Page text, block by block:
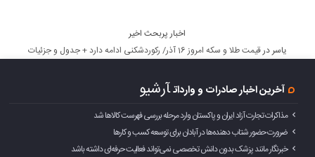
اخبار پربحث اخیر
یاسردرقیمت طلا و سکه امروز 16 آذر/ رکوردشکنی ادامه دارد + جدول و جزئیات
آخرین اخبار صادرات و واردات آرشیو
مذاکرات تجارت آزاد ایران و پاکستان وارد مرحله بررسی فهرست کالاها شد
ضرورت حضور شتاب ‌دهنده‌ها در آبادان برای توسعه کسب‌ و کارها
خبرنگار مانند پزشک بدون دانش تخصصی نمی‌تواند فعالیت حرفه‌ای داشته باشد